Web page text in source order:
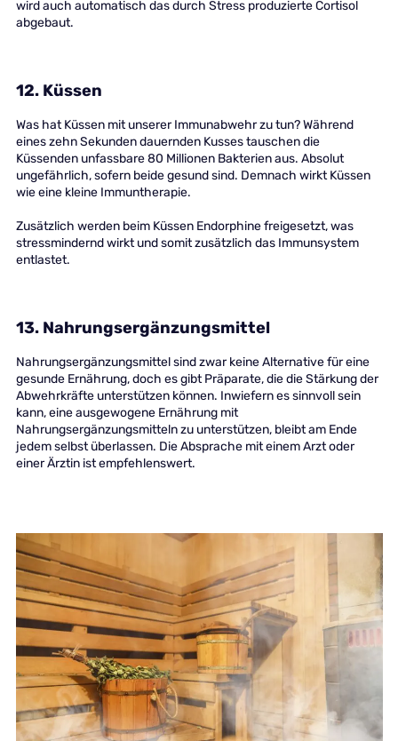
wird auch automatisch das durch Stress produzierte Cortisol
abgebaut.
12. Küssen
Was hat Küssen mit unserer Immunabwehr zu tun? Während
eines zehn Sekunden dauernden Kusses tauschen die
Küssenden unfassbare 80 Millionen Bakterien aus. Absolut
ungefährlich, sofern beide gesund sind. Demnach wirkt Küssen
wie eine kleine Immuntherapie.
Zusätzlich werden beim Küssen Endorphine freigesetzt, was
stressmindernd wirkt und somit zusätzlich das Immunsystem
entlastet.
13. Nahrungsergänzungsmittel
Nahrungsergänzungsmittel sind zwar keine Alternative für eine
gesunde Ernährung, doch es gibt Präparate, die die Stärkung der
Abwehrkräfte unterstützen können. Inwiefern es sinnvoll sein
kann, eine ausgewogene Ernährung mit
Nahrungsergänzungsmitteln zu unterstützen, bleibt am Ende
jedem selbst überlassen. Die Absprache mit einem Arzt oder
einer Ärztin ist empfehlenswert.